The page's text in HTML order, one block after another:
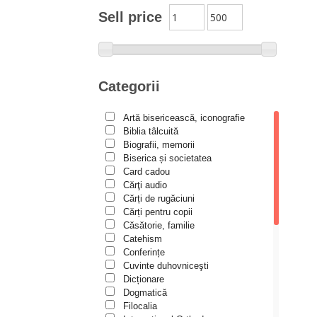
Moldovanu
Alexandru Mihăilă
Alexandru Rădescu
Alina Ana Nistor
Alphonse de LAMARTINE
Amy Parker
Ana Iacov
Ana-Lorina Iacob
Anastasiya Sokolova
Anca Apostol
Anca Vasiliu
Andreea Ogăraru
Sell price
Categorii
Artă bisericească, iconografie
Biblia tâlcuită
Biografii, memorii
Biserica și societatea
Card cadou
Cărţi audio
Cărți de rugăciuni
Cărți pentru copii
Căsătorie, familie
Catehism
Conferințe
Cuvinte duhovniceşti
Dicționare
Dogmatică
Filocalia